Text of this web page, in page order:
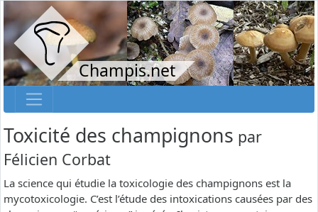
Champis.net
Toxicité des champignons par
Félicien Corbat
La science qui étudie la toxicologie des champignons est la
mycotoxicologie. C’est l’étude des intoxications causées par des